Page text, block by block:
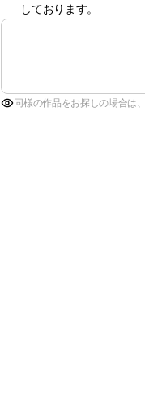
しております。
同様の作品をお探しの場合は、